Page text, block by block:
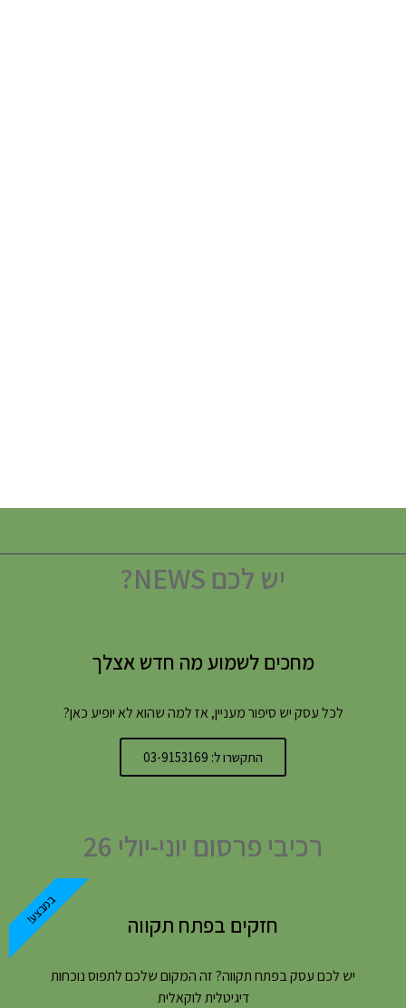
יש לכם NEWS?
מחכים לשמוע מה חדש אצלך
לכל עסק יש סיפור מעניין, אז למה שהוא לא יופיע כאן?
התקשרו ל: 03-9153169
רכיבי פרסום יוני-יולי 26
חזקים בפתח תקווה
יש לכם עסק בפתח תקווה? זה המקום שלכם לתפוס נוכחות
דיגיטלית לוקאלית
במבצע!